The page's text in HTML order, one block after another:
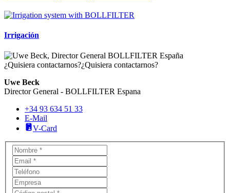
Irrigación
¿Quisiera contactarnos?¿Quisiera contactarnos?
Uwe Beck
Director General - BOLLFILTER Espana
+34 93 634 51 33
E-Mail
V-Card